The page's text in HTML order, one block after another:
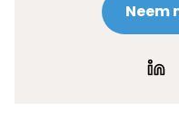
Neem